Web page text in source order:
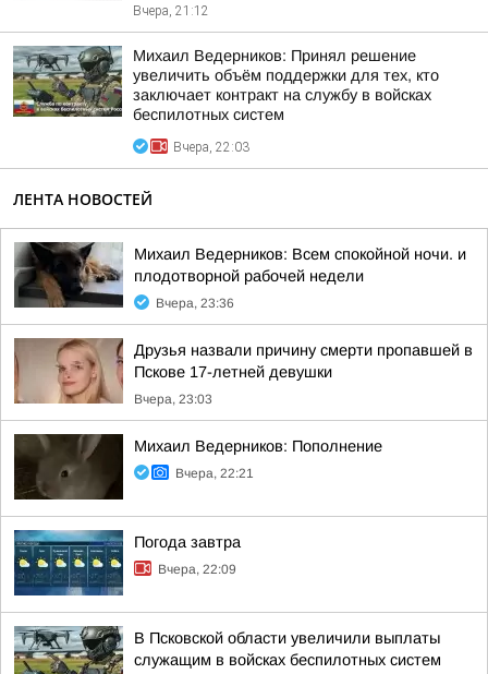
Вчера, 21:12
Михаил Ведерников: Принял решение
увеличить объём поддержки для тех, кто
заключает контракт на службу в войсках
беспилотных систем
Вчера, 22:03
ЛЕНТА НОВОСТЕЙ
Михаил Ведерников: Всем спокойной ночи. и
плодотворной рабочей недели
Вчера, 23:36
Друзья назвали причину смерти пропавшей в
Пскове 17-летней девушки
Вчера, 23:03
Михаил Ведерников: Пополнение
Вчера, 22:21
Погода завтра
Вчера, 22:09
В Псковской области увеличили выплаты
служащим в войсках беспилотных систем